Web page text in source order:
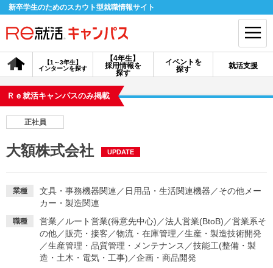
新卒学生のためのスカウト型就職情報サイト
【4年生】
採用情報を
探す
【1～3年生】
インターンを探す
イベントを
探す
就活支援
会員登録 ログイン
探す
イベントを探す スカウト お知らせ
就活ノウハウ・サポート
Ｒｅ就活キャンパスのみ掲載
正社員
大額株式会社 UPDATE
業種 文具・事務機器関連 ／ 日用品・生活関連機器 ／その他メー
カー・製造関連
職種 営業／ ルート営業(得意先中心) ／法人営業(BtoB) ／営業系そ
の他／販売・接客 ／物流・在庫管理 ／生産・製造技術開発
／生産管理・品質管理・メンテナンス ／技能工(整備・製
造・土木・電気・工事) ／企画・商品開発